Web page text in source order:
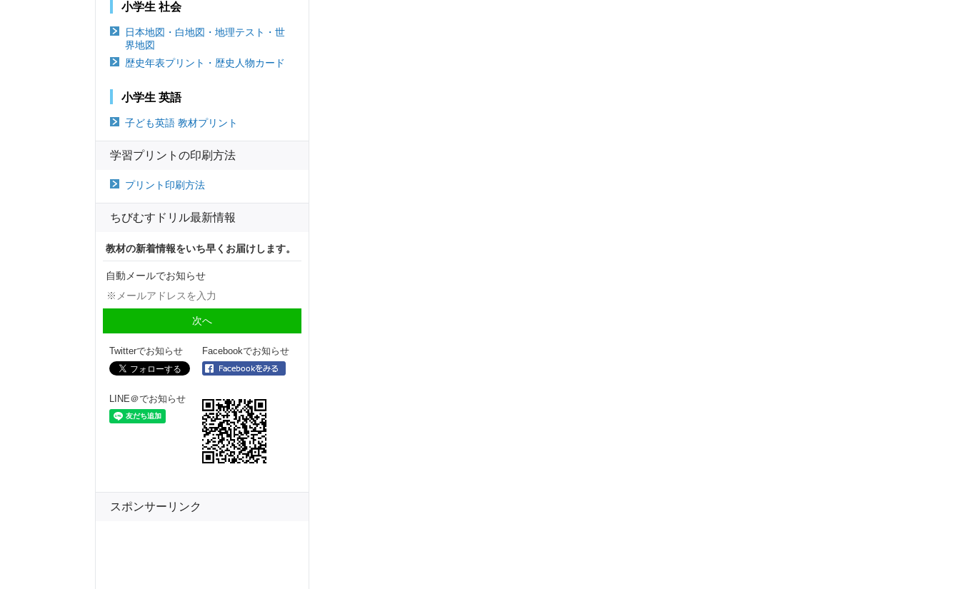
小学生 社会
日本地図・白地図・地理テスト・世
界地図
歴史年表プリント・歴史人物カード
小学生 英語
子ども英語 教材プリント
学習プリントの印刷方法
プリント印刷方法
ちびむすドリル最新情報
教材の新着情報をいち早くお届けします。
自動メールでお知らせ
Twitterでお知らせ Facebookでお知らせ
LINE＠でお知らせ
スポンサーリンク